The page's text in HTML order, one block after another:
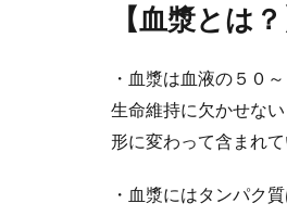
【血漿とは？
・血漿は血液の５０
生命維持に欠かせな
形に変わって含まれて
・血漿にはタンパク